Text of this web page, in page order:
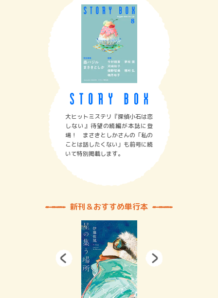
大ヒットミステリ『探偵小石は恋
しない』待望の続編が本誌に登
場！ まさきとしかさんの「私の
ことは話したくない」も前号に続
いて特別掲載します。
新刊＆おすすめ単行本